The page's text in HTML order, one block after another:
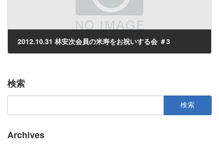
2012.10.31 林安次会員の米寿をお祝いする会 ＃3
検索
検
Archives